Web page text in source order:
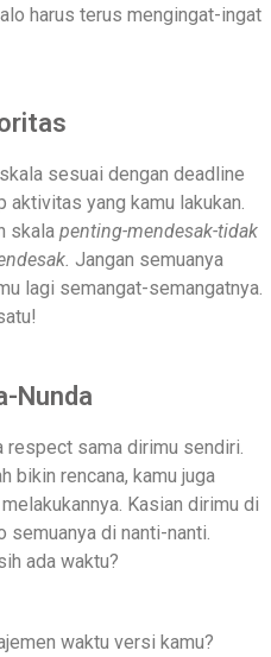
harus terus mengingat-ingat
sesuai dengan deadline
aktivitas yang kamu lakukan.
skala penting-mendesak-tidak
Jangan semuanya
lagi semangat-semangatnya.
Nunda
respect sama dirimu sendiri.
bikin rencana, kamu juga
Kasian dirimu di
semuanya di nanti-nanti.
ada waktu?
waktu versi kamu?